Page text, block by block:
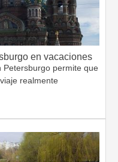
en vacaciones
Petersburgo permite que
realmente